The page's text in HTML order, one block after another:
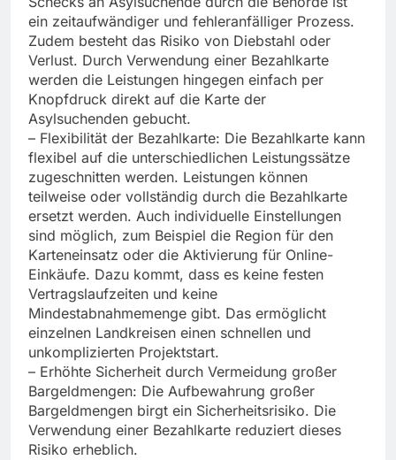
ein zeitaufwändiger und fehleranfälliger Prozess.
Zudem besteht das Risiko von Diebstahl oder
Verlust. Durch Verwendung einer Bezahlkarte
werden die Leistungen hingegen einfach per
Knopfdruck direkt auf die Karte der
Asylsuchenden gebucht.
– Flexibilität der Bezahlkarte: Die Bezahlkarte kann
flexibel auf die unterschiedlichen Leistungssätze
zugeschnitten werden. Leistungen können
teilweise oder vollständig durch die Bezahlkarte
ersetzt werden. Auch individuelle Einstellungen
sind möglich, zum Beispiel die Region für den
Karteneinsatz oder die Aktivierung für Online-
Einkäufe. Dazu kommt, dass es keine festen
Vertragslaufzeiten und keine
Mindestabnahmemenge gibt. Das ermöglicht
einzelnen Landkreisen einen schnellen und
unkomplizierten Projektstart.
– Erhöhte Sicherheit durch Vermeidung großer
Bargeldmengen: Die Aufbewahrung großer
Bargeldmengen birgt ein Sicherheitsrisiko. Die
Verwendung einer Bezahlkarte reduziert dieses
Risiko erheblich.